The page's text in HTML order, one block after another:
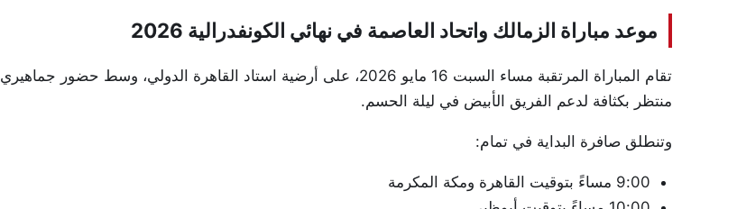
موعد مباراة الزمالك واتحاد العاصمة في نهائي الكونفدرالية 2026
تقام المباراة المرتقبة مساء السبت 16 مايو 2026، على أرضية استاد القاهرة الدولي، وسط حضور جماهيري
منتظر بكثافة لدعم الفريق الأبيض في ليلة الحسم.
وتنطلق صافرة البداية في تمام:
9:00 مساءً بتوقيت القاهرة ومكة المكرمة